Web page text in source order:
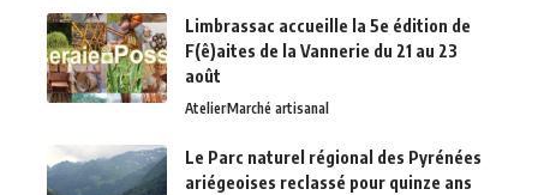
Limbrassac accueille la 5e édition de
F(ê)aites de la Vannerie du 21 au 23
août
AtelierMarché artisanal
Le Parc naturel régional des Pyrénées
ariégeoises reclassé pour quinze ans